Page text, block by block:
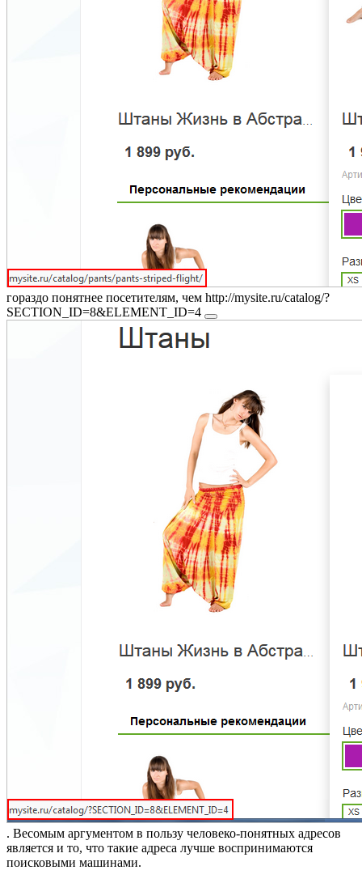
гораздо понятнее посетителям, чем http://mysite.ru/catalog/?
SECTION_ID=8&ELEMENT_ID=4
. Весомым аргументом в пользу человеко-понятных адресов
является и то, что такие адреса лучше воспринимаются
поисковыми машинами.